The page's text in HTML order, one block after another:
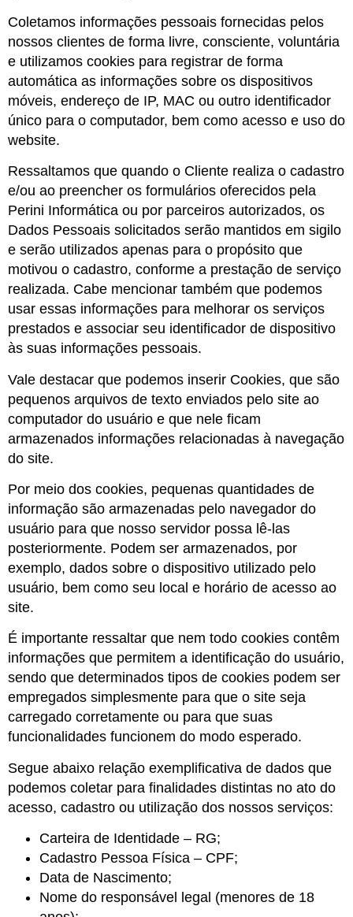
Coletamos informações pessoais fornecidas pelos
nossos clientes de forma livre, consciente, voluntária
e utilizamos cookies para registrar de forma
automática as informações sobre os dispositivos
móveis, endereço de IP, MAC ou outro identificador
único para o computador, bem como acesso e uso do
website.
Ressaltamos que quando o Cliente realiza o cadastro
e/ou ao preencher os formulários oferecidos pela
Perini Informática ou por parceiros autorizados, os
Dados Pessoais solicitados serão mantidos em sigilo
e serão utilizados apenas para o propósito que
motivou o cadastro, conforme a prestação de serviço
realizada. Cabe mencionar também que podemos
usar essas informações para melhorar os serviços
prestados e associar seu identificador de dispositivo
às suas informações pessoais.
Vale destacar que podemos inserir Cookies, que são
pequenos arquivos de texto enviados pelo site ao
computador do usuário e que nele ficam
armazenados informações relacionadas à navegação
do site.
Por meio dos cookies, pequenas quantidades de
informação são armazenadas pelo navegador do
usuário para que nosso servidor possa lê-las
posteriormente. Podem ser armazenados, por
exemplo, dados sobre o dispositivo utilizado pelo
usuário, bem como seu local e horário de acesso ao
site.
É importante ressaltar que nem todo cookies contêm
informações que permitem a identificação do usuário,
sendo que determinados tipos de cookies podem ser
empregados simplesmente para que o site seja
carregado corretamente ou para que suas
funcionalidades funcionem do modo esperado.
Segue abaixo relação exemplificativa de dados que
podemos coletar para finalidades distintas no ato do
acesso, cadastro ou utilização dos nossos serviços:
Carteira de Identidade – RG;
Cadastro Pessoa Física – CPF;
Data de Nascimento;
Nome do responsável legal (menores de 18